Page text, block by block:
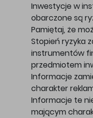
Inwestycje w
obarczone są
Pamiętaj, że
Stopień ryzyka
instrumentów
przedmiotem
Informacje
charakter
Informacje te
mającym